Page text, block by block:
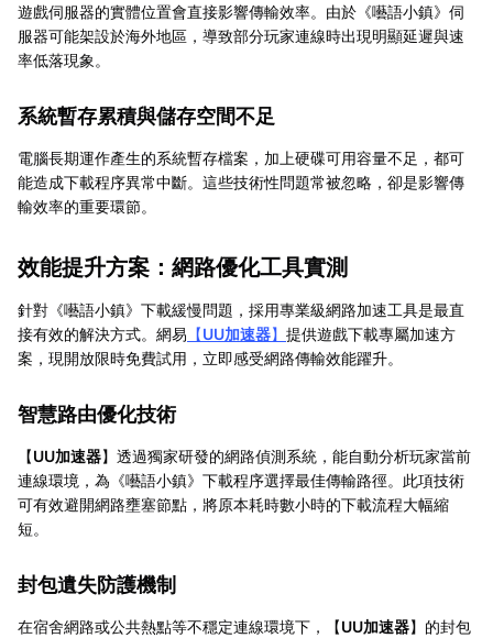
遊戲伺服器的實體位置會直接影響傳輸效率。由於《囈語小鎮》伺
服器可能架設於海外地區，導致部分玩家連線時出現明顯延遲與速
率低落現象。
系統暫存累積與儲存空間不足
電腦長期運作產生的系統暫存檔案，加上硬碟可用容量不足，都可
能造成下載程序異常中斷。這些技術性問題常被忽略，卻是影響傳
輸效率的重要環節。
效能提升方案：網路優化工具實測
針對《囈語小鎮》下載緩慢問題，採用專業級網路加速工具是最直
接有效的解決方式。網易 【UU加速器】 提供遊戲下載專屬加速方
案，現開放限時免費試用，立即感受網路傳輸效能躍升。
智慧路由優化技術
【UU加速器】透過獨家研發的網路偵測系統，能自動分析玩家當前
連線環境，為《囈語小鎮》下載程序選擇最佳傳輸路徑。此項技術
可有效避開網路壅塞節點，將原本耗時數小時的下載流程大幅縮
短。
封包遺失防護機制
在宿舍網路或公共熱點等不穩定連線環境下，【UU加速器】的封包